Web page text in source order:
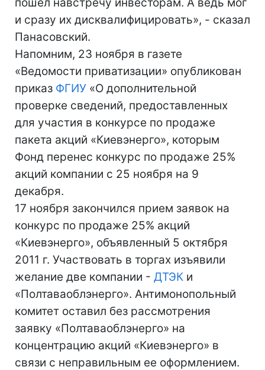
и сразу их дисквалифицировать», - сказал
Панасовский.
Напомним, 23 ноября в газете
«Ведомости приватизации» опубликован
приказ ФГИУ «О дополнительной
проверке сведений, предоставленных
для участия в конкурсе по продаже
пакета акций «Киевэнерго», которым
Фонд перенес конкурс по продаже 25%
акций компании с 25 ноября на 9
декабря.
17 ноября закончился прием заявок на
конкурс по продаже 25% акций
«Киевэнерго», объявленный 5 октября
2011 г. Участвовать в торгах изъявили
желание две компании - ДТЭК и
«Полтаваоблэнерго». Антимонопольный
комитет оставил без рассмотрения
заявку «Полтаваоблэнерго» на
концентрацию акций «Киевэнерго» в
связи с неправильным ее оформлением.